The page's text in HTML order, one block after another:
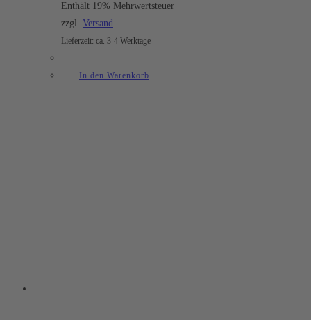
Enthält 19% Mehrwertsteuer
zzgl. Versand
Lieferzeit: ca. 3-4 Werktage
In den Warenkorb